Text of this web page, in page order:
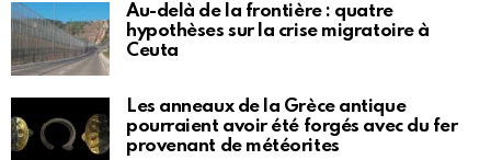
Au-delà de la frontière : quatre
hypothèses sur la crise migratoire à
Ceuta
Les anneaux de la Grèce antique
pourraient avoir été forgés avec du fer
provenant de météorites